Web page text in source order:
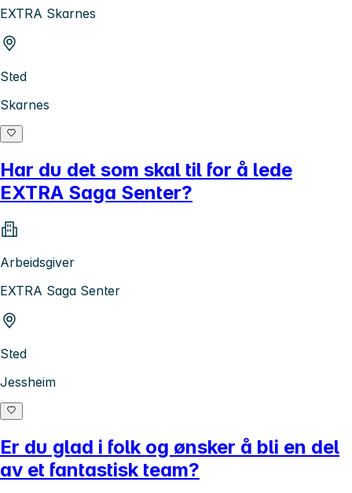
EXTRA Skarnes
Sted
Skarnes
Har du det som skal til for å lede
EXTRA Saga Senter?
Arbeidsgiver
EXTRA Saga Senter
Sted
Jessheim
Er du glad i folk og ønsker å bli en del
av et fantastisk team?